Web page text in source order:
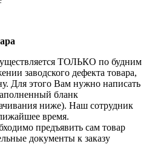
ТОЛЬКО по будним
заводского дефекта товара,
Для этого Вам нужно написать
бланк
ниже). Наш сотрудник
время.
предъявить сам товар
документы к заказу